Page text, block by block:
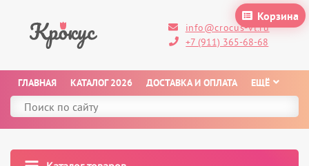
Корзина
info@crocus-vl.ru
+7 (911) 365-68-68
ГЛАВНАЯ КАТАЛОГ 2026 ДОСТАВКА И ОПЛАТА ЕЩЁ